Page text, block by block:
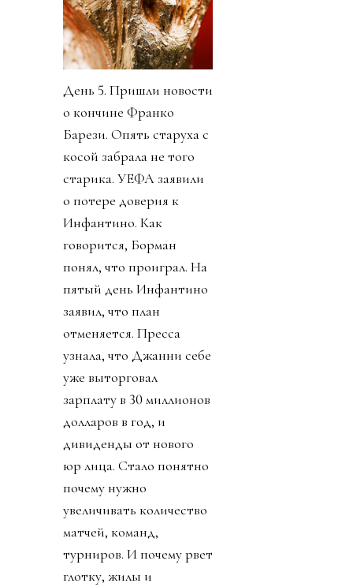
День 5. Пришли новости
о кончине Франко
Барези. Опять старуха с
косой забрала не того
старика. УЕФА заявили
о потере доверия к
Инфантино. Как
говорится, Борман
понял, что проиграл. На
пятый день Инфантино
заявил, что план
отменяется. Пресса
узнала, что Джанни себе
уже выторговал
зарплату в 30 миллионов
долларов в год, и
дивиденды от нового
юр лица. Стало понятно
почему нужно
увеличивать количество
матчей, команд,
турниров. И почему рвет
глотку, жилы и